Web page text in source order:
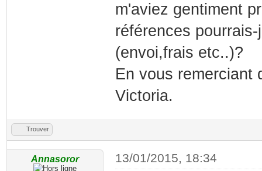
m'aviez gentiment
références
(envoi,frais etc..)?
En vous remerciant
Victoria.
Trouver
Annasoror 13/01/2015, 18:34